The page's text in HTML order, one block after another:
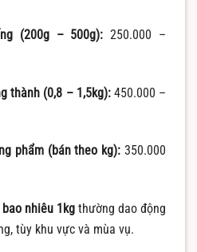
(200g – 500g): 250.000 –
thành (0,8 – 1,5kg):450.000 –
phẩm (bán theo kg): 350.000
nhiêu 1kgthường dao động
tùy khu vực và mùa vụ.